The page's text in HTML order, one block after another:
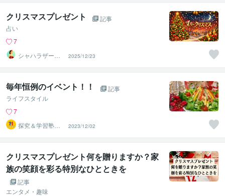
クリスマスプレゼント
記事
占い
7
シャハラザード
沙織
2025/12/23
毎年恒例のイベント！！
記事
ライフスタイル
7
探究＆学習塾｜
なぜラボ
2023/12/02
クリスマスプレゼント何を贈りますか？家
族の笑顔を彩る特別なひとときを
記事
エンタメ・趣味